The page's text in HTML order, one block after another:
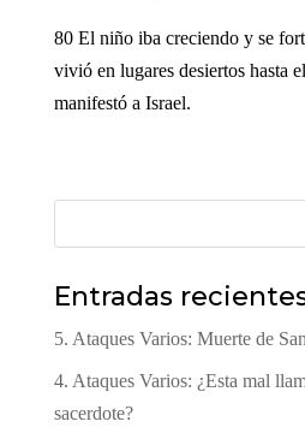
80 El niño iba creciendo y se
vivió en lugares desiertos hasta
manifestó a Israel.
Entradas
5. Ataques Varios: Muerte de
4. Ataques Varios: ¿Esta mal
sacerdote?